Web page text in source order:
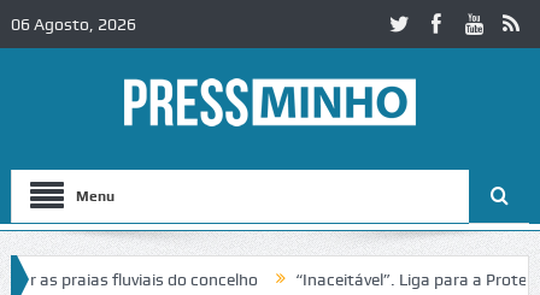
06 Agosto, 2026
Menu
praias fluviais do concelho “Inaceitável”. Liga para a Proteção